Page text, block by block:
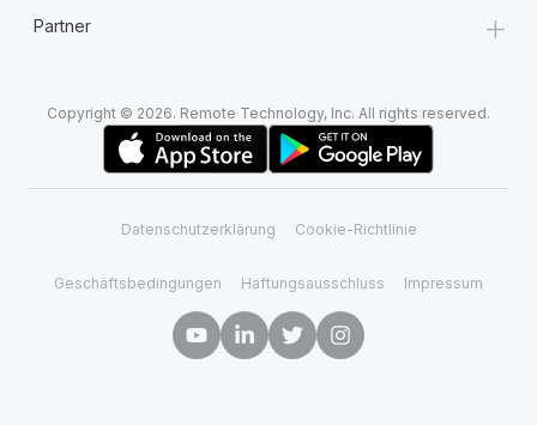
Partner +
Copyright © 2026. Remote Technology, Inc. All rights reserved.
Datenschutzerklärung Cookie-Richtlinie
Geschäftsbedingungen Haftungsausschluss Impressum